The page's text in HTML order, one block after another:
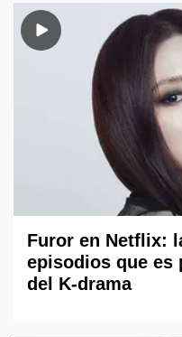
Furor en Netflix:
episodios que es
del K-drama